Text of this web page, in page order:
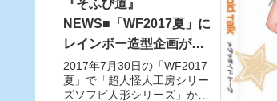
『そふび道』
NEWS■「WF2017夏」に
レインボー造型企画が出
店！ そこで気になる
「超人怪人工房シリー
2017年7月30日の「WF2017
夏」で「超人怪人工房シリー
ズソフビ人形シリーズ」から